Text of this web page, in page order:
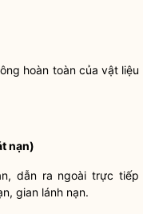
hoàn toàn của vật liệu
nạn)
dẫn ra ngoài trực tiếp
gian lánh nạn.